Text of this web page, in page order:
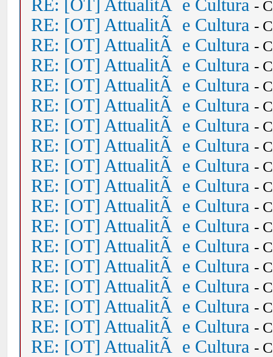
RE: [OT] AttualitÃ e Cultura -
RE: [OT] AttualitÃ e Cultura -
RE: [OT] AttualitÃ e Cultura -
RE: [OT] AttualitÃ e Cultura -
RE: [OT] AttualitÃ e Cultura -
RE: [OT] AttualitÃ e Cultura -
RE: [OT] AttualitÃ e Cultura -
RE: [OT] AttualitÃ e Cultura -
RE: [OT] AttualitÃ e Cultura -
RE: [OT] AttualitÃ e Cultura -
RE: [OT] AttualitÃ e Cultura -
RE: [OT] AttualitÃ e Cultura -
RE: [OT] AttualitÃ e Cultura -
RE: [OT] AttualitÃ e Cultura -
RE: [OT] AttualitÃ e Cultura -
RE: [OT] AttualitÃ e Cultura -
RE: [OT] AttualitÃ e Cultura -
RE: [OT] AttualitÃ e Cultura -